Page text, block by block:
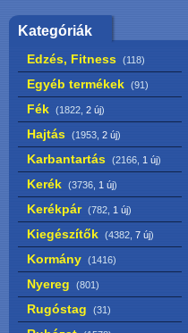
Kategóriák
Edzés, Fitness (118)
Egyéb termékek (91)
Fék (1822, 2 új)
Hajtás (1953, 2 új)
Karbantartás (2166, 1 új)
Kerék (3736, 1 új)
Kerékpár (782, 1 új)
Kiegészítők (4382, 7 új)
Kormány (1416)
Nyereg (801)
Rugóstag (31)